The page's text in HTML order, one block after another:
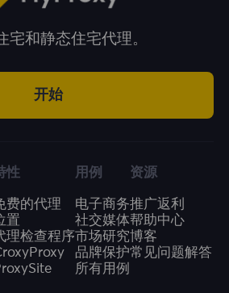
宅和静态住宅代理。
开始
性
费的代理
置
理检查程序
用例
电子商务
社交媒体
市场研究
品牌保护
所有用例
资源
推广返利
帮助中心
博客
常见问题解答